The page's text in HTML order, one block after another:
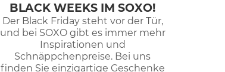
BLACK WEEKS IM SOXO!
Der Black Friday steht vor der Tür,
und bei SOXO gibt es immer mehr
Inspirationen und
Schnäppchenpreise. Bei uns
finden Sie einzigartige Geschenke